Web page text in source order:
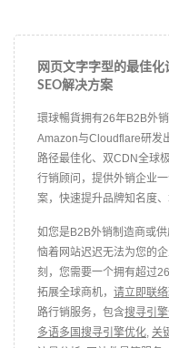
网页文字字型的最佳
SEO解决方案
環球暢貨拥有26年B2B外
Amazon与Cloudflare研发
路径最佳化、双CDN全球
行销顾问，提供外销企业
案，快速提升品牌知名度
如您是B2B外销制造商或
恼着网站迟迟无法为您的
刻，您需要一个拥有超过
拓展全球商机， 请立即联
路行销服务，包含搜寻引
多语多国搜寻引擎优化, 关